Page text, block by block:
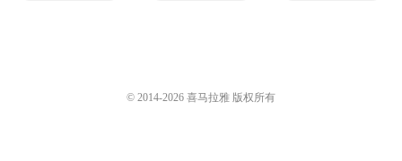
© 2014-2026 喜马拉雅 版权所有